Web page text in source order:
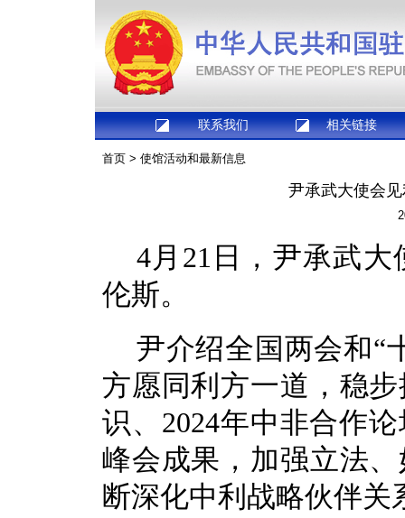
联系我们 相关链接
首页 > 使馆活动和最新信息
尹承武大使会
4月21日，尹承武
伦斯。
尹介绍全国两会和“
方愿同利方一道，稳
识、2024年中非合作
峰会成果，加强立法
断深化中利战略伙伴关